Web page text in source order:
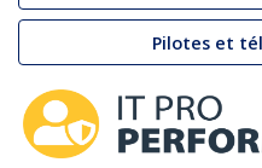
Pilotes et